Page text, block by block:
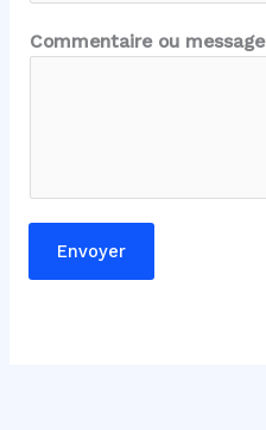
Commentaire ou message
Envoyer